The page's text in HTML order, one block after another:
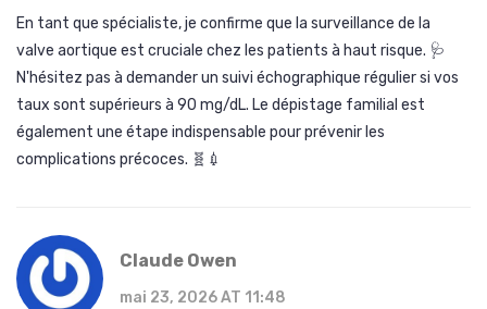
En tant que spécialiste, je confirme que la surveillance de la
valve aortique est cruciale chez les patients à haut risque. 🩺
N'hésitez pas à demander un suivi échographique régulier si vos
taux sont supérieurs à 90 mg/dL. Le dépistage familial est
également une étape indispensable pour prévenir les
complications précoces. 🧬💉
Claude Owen
mai 23, 2026 AT 11:48